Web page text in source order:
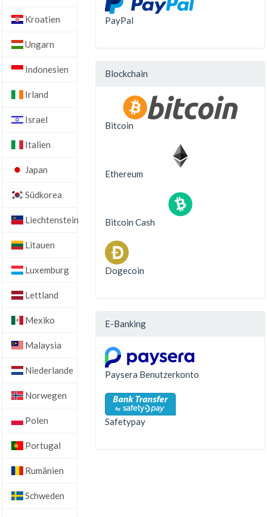
Kroatien
Ungarn
Indonesien
Irland
Israel
Italien
Japan
Südkorea
Liechtenstein
Litauen
Luxemburg
Lettland
Mexiko
Malaysia
Niederlande
Norwegen
Polen
Portugal
Rumänien
Schweden
PayPal
Blockchain
Bitcoin
Ethereum
Bitcoin Cash
Dogecoin
E-Banking
Paysera Benutzerkonto
Safetypay